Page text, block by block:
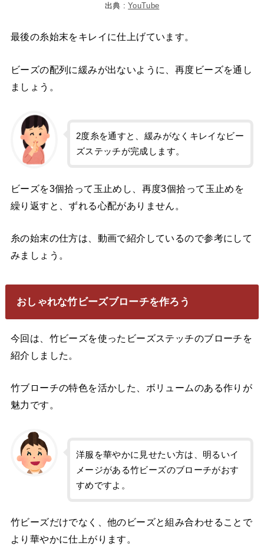
出典 :YouTube
最後の糸始末をキレイに仕上げています。
ビーズの配列に緩みが出ないように、再度ビーズを通し
ましょう。
2度糸を通すと、緩みがなくキレイなビー
ズステッチが完成します。
ビーズを3個拾って玉止めし、再度3個拾って玉止めを
繰り返すと、ずれる心配がありません。
糸の始末の仕方は、動画で紹介しているので参考にして
みましょう。
おしゃれな竹ビーズブローチを作ろう
今回は、竹ビーズを使ったビーズステッチのブローチを
紹介しました。
竹ブローチの特色を活かした、ボリュームのある作りが
魅力です。
洋服を華やかに見せたい方は、明るいイ
メージがある竹ビーズのブローチがおす
すめですよ。
竹ビーズだけでなく、他のビーズと組み合わせることで
より華やかに仕上がります。